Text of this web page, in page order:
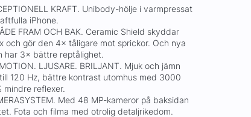
KRAFT. Unibody-hölje i varmpressat
iPhone.
FRAM OCH BAK. Ceramic Shield skyddar
och gör den 4× tåligare mot sprickor. Och nya
har 3× bättre reptålighet.
LJUSARE. BRILJANT. Mjuk och jämn
120 Hz, bättre kontrast utomhus med 3000
mindre reflexer.
Med 48 MP-kameror på baksidan
Fota och filma med otrolig detaljrikedom.